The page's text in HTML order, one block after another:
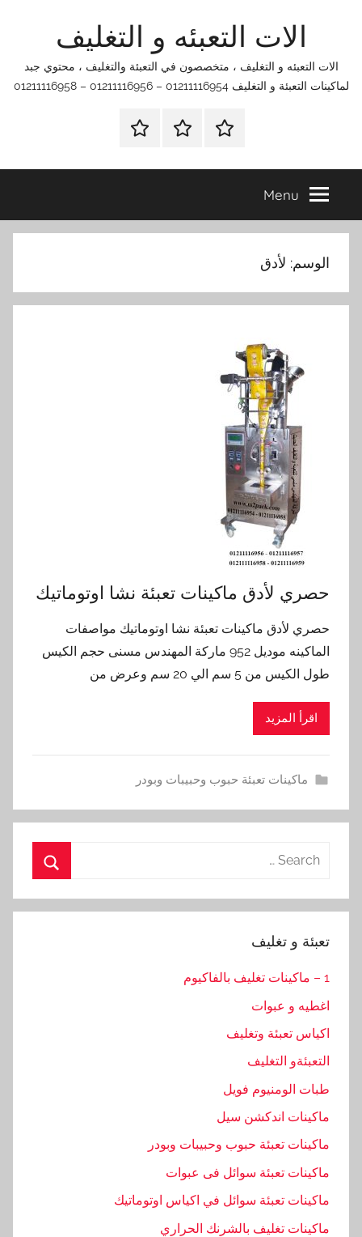
الات التعبئه و التغليف
الات التعبئه و التغليف ، متخصصون في التعبئة والتغليف ، محتوي جبد
لماكينات التعبئة و التغليف 01211116954 – 01211116956 – 01211116958
الرئيسيةاتصل
اتـصـل
في
التي
Menu
الوسم: لأدق
حصري لأدق ماكينات تعبئة نشا اوتوماتيك
حصري لأدق ماكينات تعبئة نشا اوتوماتيك مواصفات
الماكينه موديل 952 ماركة المهندس مسنى حجم الكيس
طول الكيس من 5 سم الي 20 سم وعرض من
اقرأ المزيد
ماكينات تعبئة حبوب وحبيبات وبودر
Search
تعبئة و تغليف
1 – ماكينات تغليف بالفاكيوم
اغطيه و عبوات
اكياس تعبئة وتغليف
التعبئةو التغليف
طبات الومنيوم فويل
ماكينات اندكشن سيل
ماكينات تعبئة حبوب وحبيبات وبودر
ماكينات تعبئة سوائل فى عبوات
ماكينات تعبئة سوائل في اكياس اوتوماتيك
ماكينات تغليف بالشرنك الحراري